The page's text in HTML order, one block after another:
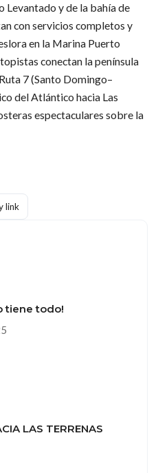
Levantado y de la bahía de
con servicios completos y
en la Marina Puerto
conectan la península
7 (Santo Domingo–
del Atlántico hacia Las
espectaculares sobre la
link
tiene todo!
LAS TERRENAS